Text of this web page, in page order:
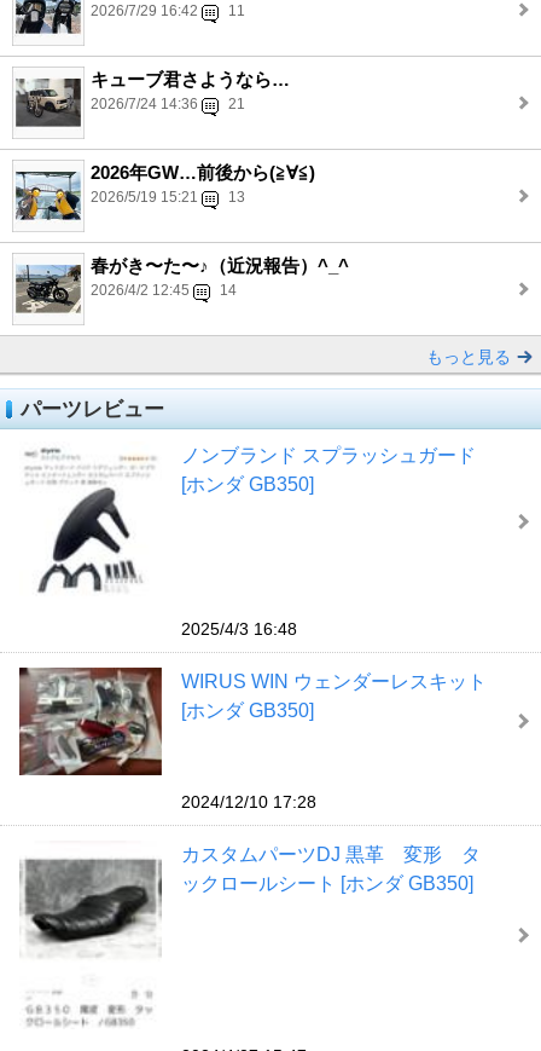
2026/7/29 16:42 11
キューブ君さようなら…
2026/7/24 14:36 21
2026年GW…前後から(≧∀≦)
2026/5/19 15:21 13
春がき〜た〜♪（近況報告）^_^
2026/4/2 12:45 14
もっと見る
パーツレビュー
ノンブランド スプラッシュガード
[ホンダ GB350]
2025/4/3 16:48
WIRUS WIN ウェンダーレスキット
[ホンダ GB350]
2024/12/10 17:28
カスタムパーツDJ 黒革 変形 タ
ックロールシート [ホンダ GB350]